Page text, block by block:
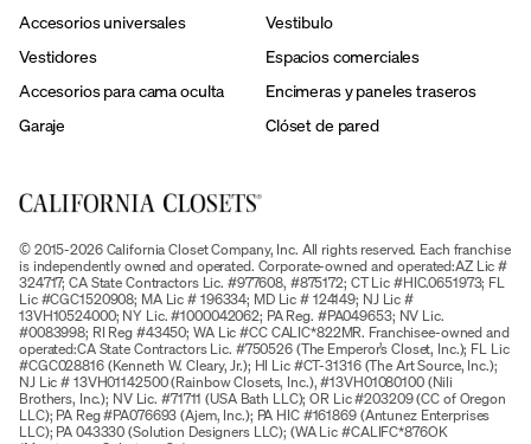
Accesorios universales
Vestibulo
Vestidores
Espacios comerciales
Accesorios para cama oculta
Encimeras y paneles traseros
Garaje
Clóset de pared
© 2015-2026 California Closet Company, Inc. All rights reserved. Each franchise
is independently owned and operated. Corporate-owned and operated:AZ Lic #
324717; CA State Contractors Lic. #977608, #875172; CT Lic #HIC.0651973; FL
Lic #CGC1520908; MA Lic # 196334; MD Lic # 124149; NJ Lic #
13VH10524000; NY Lic. #1000042062; PA Reg. #PA049653; NV Lic.
#0083998; RI Reg #43450; WA Lic #CC CALIC*822MR. Franchisee-owned and
operated:CA State Contractors Lic. #750526 (The Emperor’s Closet, Inc.); FL Lic
#CGC028816 (Kenneth W. Cleary, Jr.); HI Lic #CT-31316 (The Art Source, Inc.);
NJ Lic # 13VH01142500 (Rainbow Closets, Inc.), #13VH01080100 (Nili
Brothers, Inc.); NV Lic. #71711 (USA Bath LLC); OR Lic #203209 (CC of Oregon
LLC); PA Reg #PA076693 (Ajem, Inc.); PA HIC #161869 (Antunez Enterprises
LLC); PA 043330 (Solution Designers LLC); (WA Lic #CALIFC*876OK